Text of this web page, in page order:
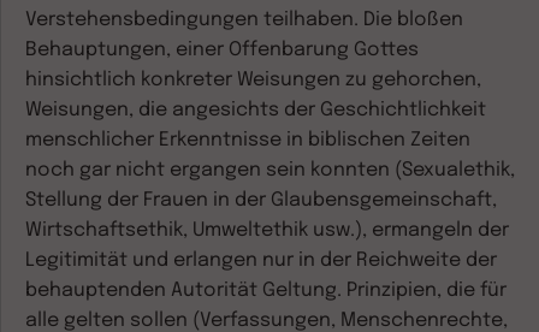
Verstehensbedingungen teilhaben. Die bloßen
Behauptungen, einer Offenbarung Gottes
hinsichtlich konkreter Weisungen zu gehorchen,
Weisungen, die angesichts der Geschichtlichkeit
menschlicher Erkenntnisse in biblischen Zeiten
noch gar nicht ergangen sein konnten (Sexualethik,
Stellung der Frauen in der Glaubensgemeinschaft,
Wirtschaftsethik, Umweltethik usw.), ermangeln der
Legitimität und erlangen nur in der Reichweite der
behauptenden Autorität Geltung. Prinzipien, die für
alle gelten sollen (Verfassungen, Menschenrechte,